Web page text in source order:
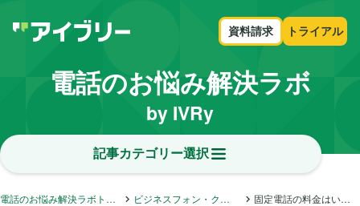
資料請求 トライアル
電話のお悩み解決ラボ
by IVRy
記事カテゴリー選択
電話のお悩み解決ラボトップ ビジネスフォン・クラウドフォン・内線電話 固定電話の料金はいくら？初期費用〜月額の相場と安く契約する方法も